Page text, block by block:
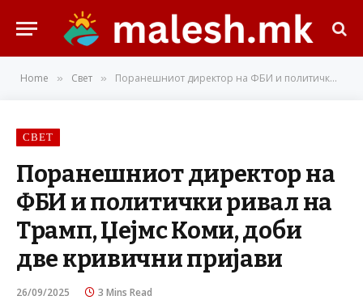
Home » Свет » Поранешниот директор на ФБИ и политички ривал на Трамп, Џејмс Коми, доби две кривични пријави
СВЕТ
Поранешниот директор на
ФБИ и политички ривал на
Трамп, Џејмс Коми, доби
две кривични пријави
26/09/2025 3 Mins Read